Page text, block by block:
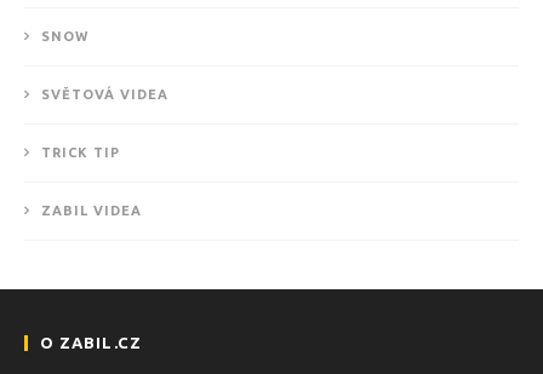
SNOW
SVĚTOVÁ VIDEA
TRICK TIP
ZABIL VIDEA
O ZABIL.CZ